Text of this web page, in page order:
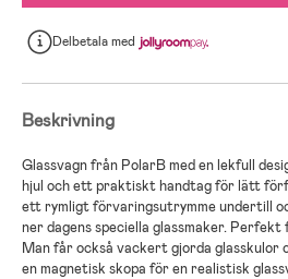
Delbetalamed
Beskrivning
Glassvagn från PolarB med en lekfull
hjul och ett praktiskt handtag för lätt
ett rymligt förvaringsutrymme undertill
ner dagens speciella glassmaker.
Man får också vackert gjorda glasskulor
en magnetisk skopa för en realistisk